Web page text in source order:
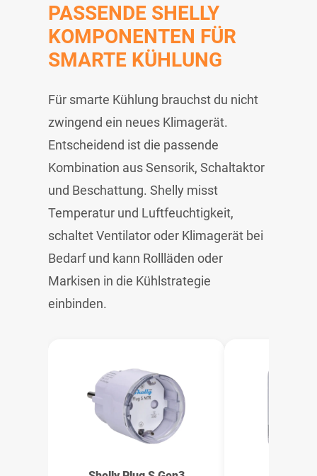
PASSENDE SHELLY
KOMPONENTEN FÜR
SMARTE KÜHLUNG
Für smarte Kühlung brauchst du nicht
zwingend ein neues Klimagerät.
Entscheidend ist die passende
Kombination aus Sensorik, Schaltaktor
und Beschattung. Shelly misst
Temperatur und Luftfeuchtigkeit,
schaltet Ventilator oder Klimagerät bei
Bedarf und kann Rollläden oder
Markisen in die Kühlstrategie
einbinden.